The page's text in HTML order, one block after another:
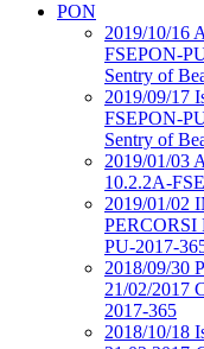
PON
2019/10/16
FSEPON-
Sentry of
2019/09/17
FSEPON-
Sentry of
2019/01/03
10.2.2A-
2019/01/02
PERCORSI
PU-2017-
2018/09/30
21/02/2017
2017-365
2018/10/18